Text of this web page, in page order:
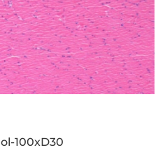
100xD30